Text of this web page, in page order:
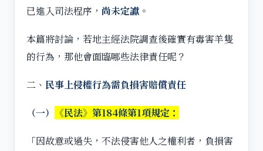
已進入司法程序， 尚未定讞。
本篇將討論，若地主經法院調查後確實有毒害羊隻
的行為，那他會面臨哪些法律責任呢？
二、 民事上侵權行為需負損害賠償責任
（一） 《民法》第184條第1項規定：
「因故意或過失，不法侵害他人之權利者，負損害